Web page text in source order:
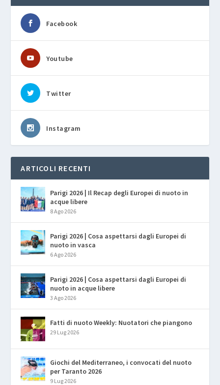
Facebook
Youtube
Twitter
Instagram
ARTICOLI RECENTI
Parigi 2026 | Il Recap degli Europei di nuoto in
acque libere
8 Ago 2026
Parigi 2026 | Cosa aspettarsi dagli Europei di
nuoto in vasca
6 Ago 2026
Parigi 2026 | Cosa aspettarsi dagli Europei di
nuoto in acque libere
3 Ago 2026
Fatti di nuoto Weekly: Nuotatori che piangono
29 Lug 2026
Giochi del Mediterraneo, i convocati del nuoto
per Taranto 2026
9 Lug 2026